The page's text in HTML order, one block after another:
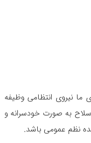
نیروی انتظامی وظیفه
به صورت خودسرانه و
نظم عمومی باشد.